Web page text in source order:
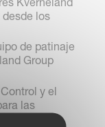
desde los
de patinaje
Group
y el
las
de mesa